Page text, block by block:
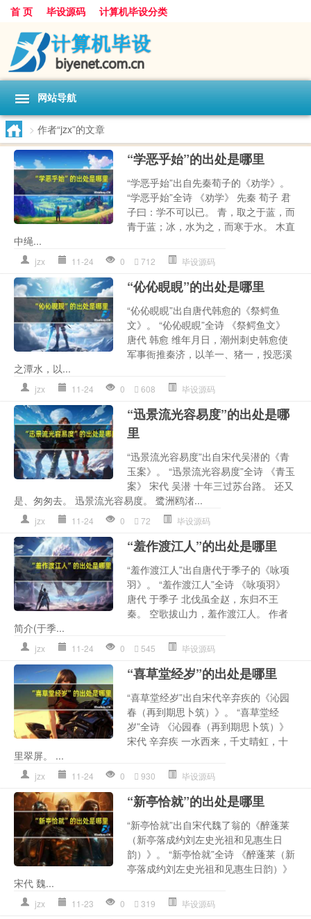
首 页 毕设源码 计算机毕设分类
网站导航
> 作者“jzx”的文章
“学恶乎始”的出处是哪里
“学恶乎始”出自先秦荀子的《劝学》。
“学恶乎始”全诗 《劝学》 先秦 荀子 君
子曰：学不可以已。 青，取之于蓝，而
青于蓝；冰，水为之，而寒于水。 木直
中绳...
jzx 11-24 0 712 毕设源码
“伈伈睍睍”的出处是哪里
“伈伈睍睍”出自唐代韩愈的《祭鳄鱼
文》。 “伈伈睍睍”全诗 《祭鳄鱼文》
唐代 韩愈 维年月日，潮州刺史韩愈使
军事衙推秦济，以羊一、猪一，投恶溪
之潭水，以...
jzx 11-24 0 608 毕设源码
“迅景流光容易度”的出处是哪
里
“迅景流光容易度”出自宋代吴潜的《青
玉案》。 “迅景流光容易度”全诗 《青玉
案》 宋代 吴潜 十年三过苏台路。 还又
是、匆匆去。 迅景流光容易度。 鹭洲鸥渚...
jzx 11-24 0 72 毕设源码
“羞作渡江人”的出处是哪里
“羞作渡江人”出自唐代于季子的《咏项
羽》。 “羞作渡江人”全诗 《咏项羽》
唐代 于季子 北伐虽全赵，东归不王
秦。 空歌拔山力，羞作渡江人。 作者
简介(于季...
jzx 11-24 0 545 毕设源码
“喜草堂经岁”的出处是哪里
“喜草堂经岁”出自宋代辛弃疾的《沁园
春（再到期思卜筑）》。 “喜草堂经
岁”全诗 《沁园春（再到期思卜筑）》
宋代 辛弃疾 一水西来，千丈晴虹，十
里翠屏。 ...
jzx 11-24 0 930 毕设源码
“新亭恰就”的出处是哪里
“新亭恰就”出自宋代魏了翁的《醉蓬莱
（新亭落成约刘左史光祖和见惠生日
韵）》。 “新亭恰就”全诗 《醉蓬莱（新
亭落成约刘左史光祖和见惠生日韵）》
宋代 魏...
jzx 11-23 0 319 毕设源码